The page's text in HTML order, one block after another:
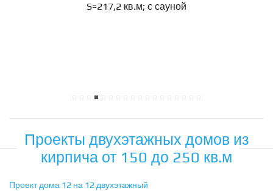
S=169,9 кв.м
Проекты двухэтажных домов из
кирпича от 150 до 250 кв.м
Проект дома 12 на 12 двухэтажный